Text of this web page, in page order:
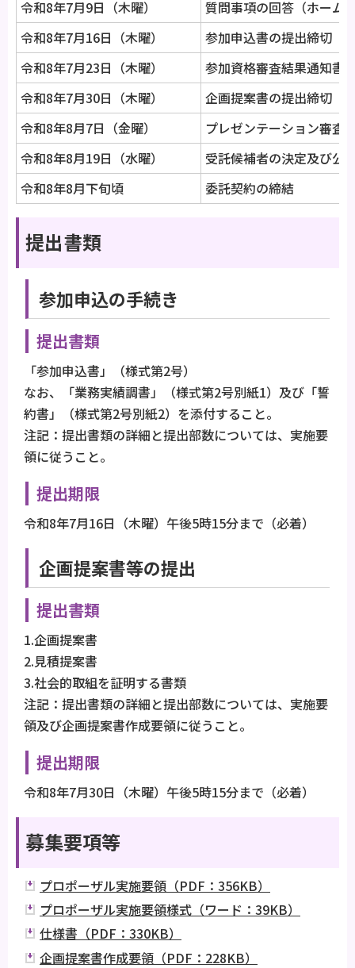
令和8年7月9日（木曜）
質問事項の回答（ホーム
令和8年7月16日（木曜）
参加申込書の提出締切
令和8年7月23日（木曜）
参加資格審査結果通知書
令和8年7月30日（木曜）
企画提案書の提出締切
令和8年8月7日（金曜）
プレゼンテーション審査
令和8年8月19日（水曜）
受託候補者の決定及び公
令和8年8月下旬頃
委託契約の締結
提出書類
参加申込の手続き
提出書類
「参加申込書」（様式第2号）
なお、「業務実績調書」（様式第2号別紙1）及び「誓
約書」（様式第2号別紙2）を添付すること。
注記：提出書類の詳細と提出部数については、実施要
領に従うこと。
提出期限
令和8年7月16日（木曜）午後5時15分まで（必着）
企画提案書等の提出
提出書類
1.企画提案書
2.見積提案書
3.社会的取組を証明する書類
注記：提出書類の詳細と提出部数については、実施要
領及び企画提案書作成要領に従うこと。
提出期限
令和8年7月30日（木曜）午後5時15分まで（必着）
募集要項等
プロポーザル実施要領（PDF：356KB）
プロポーザル実施要領様式（ワード：39KB）
仕様書（PDF：330KB）
企画提案書作成要領（PDF：228KB）